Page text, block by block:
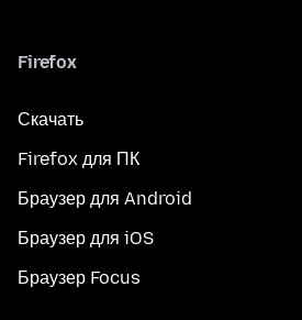
Firefox
Скачать
Firefox для ПК
Браузер для Android
Браузер для iOS
Браузер Focus